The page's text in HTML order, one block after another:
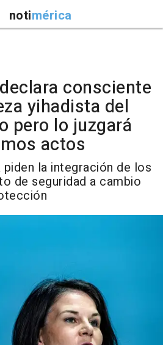
notimérica
consciente
yihadista del
pero lo juzgará
actos
piden la integración de los
de seguridad a cambio